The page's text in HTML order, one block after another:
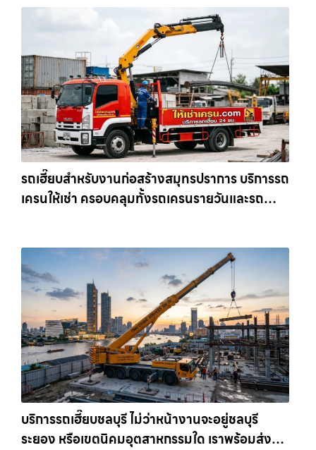
รถเฮี๊ยบสำหรับงานก่อสร้างสมุทรปราการ บริการรถ
เครนให้เช่า ครอบคลุมทั้งรถเครนรายวันและรถ
บริการรถเฮี๊ยบชลบุรี ไม่ว่าหน้างานจะอยู่ชลบุรี
ระยอง หรือเขตนิคมอุตสาหกรรมใด เราพร้อมส่งรถ